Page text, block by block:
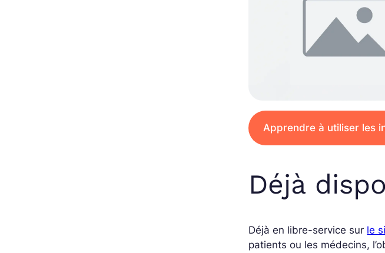
Apprendre à utiliser les
Déjà
Déjà en libre-service sur le
patients ou les médecins,